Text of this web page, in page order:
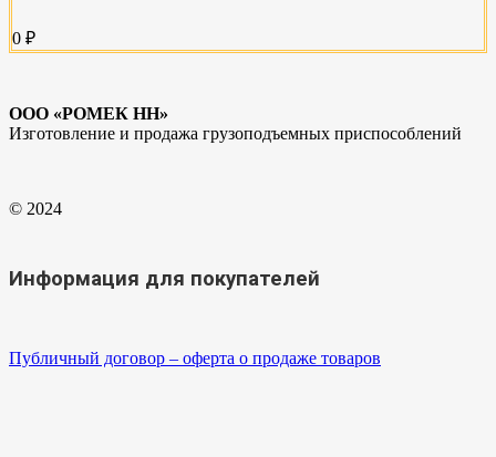
0 ₽
ООО «РОМЕК НН»
Изготовление и продажа грузоподъемных приспособлений
© 2024
Информация для покупателей
Публичный договор – оферта о продаже товаров